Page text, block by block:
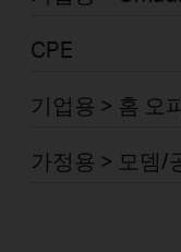
CPE
기업용 > 홈 오
가정용 > 모뎀/